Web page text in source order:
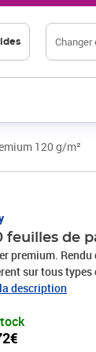
Changer
120 g/m²
feuilles de
Rendu qualitatif. Ultra résistantes ! Nos
sur tous types
souple et leur
à tout pour un
! Ecrivez
description